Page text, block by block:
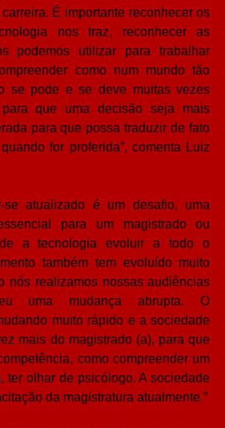
É importante reconhecer os
nos traz, reconhecer as
podemos utilizar para trabalhar
como num mundo tão
se pode e se deve muitas vezes
que uma decisão seja mais
para que possa traduzir de fato
for proferida”, comenta Luiz
se atualizado é um desafio, uma
para um magistrado ou
de a tecnologia evoluir a todo o
também tem evoluído muito
nós realizamos nossas audiências
uma mudança abrupta. O
muito rápido e a sociedade
mais do magistrado (a), para que
como compreender um
ter olhar de psicólogo. A sociedade
da magistratura atualmente.”